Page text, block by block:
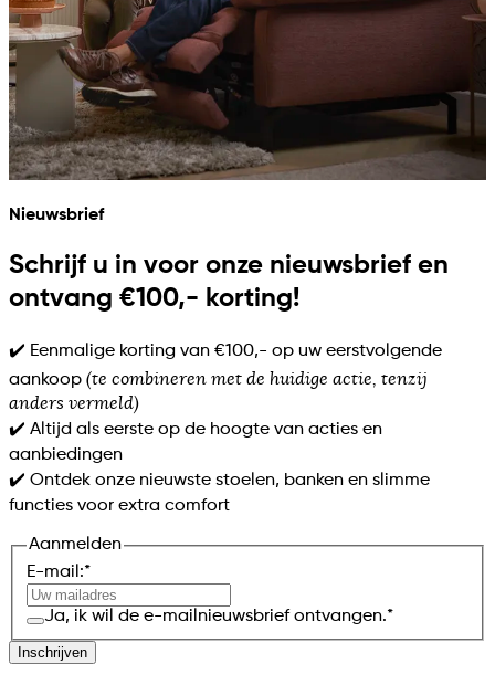
Nieuwsbrief
Schrijf u in voor onze nieuwsbrief en
ontvang €100,- korting!
✔️ Eenmalige korting van €100,- op uw eerstvolgende
aankoop (te combineren met de huidige actie, tenzij
anders vermeld)
✔️ Altijd als eerste op de hoogte van acties en
aanbiedingen
✔️ Ontdek onze nieuwste stoelen, banken en slimme
functies voor extra comfort
Aanmelden
E-mail:*
Ja, ik wil de e-mailnieuwsbrief ontvangen.*
Inschrijven